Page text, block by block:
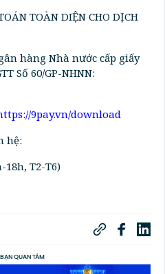
TOÀN DIỆN CHO DỊCH
hàng Nhà nước cấp giấy
Số 60/GP-NHNN:
9pay.vn/download
hệ:
18h, T2-T6)
QUAN TÂM